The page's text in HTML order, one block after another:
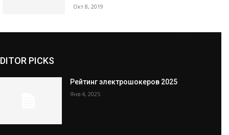
Окт 8, 2019
PICKS
Рейтинг электрошокеров 2025
Янв 4, 2025